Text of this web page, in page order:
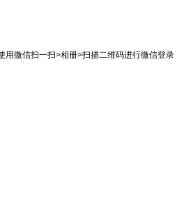
用微信扫一扫>相册>扫描二维码进行微信登录